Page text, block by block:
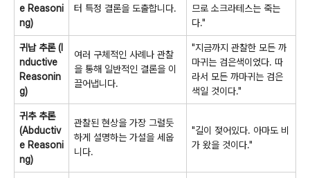
e Reasoni
ng)
터 특정 결론을 도출합니다.
므로 소크라테스는 죽는
다."
귀납 추론 (I
nductive
Reasonin
g)
여러 구체적인 사례나 관찰
을 통해 일반적인 결론을 이
끌어냅니다.
"지금까지 관찰한 모든 까
마귀는 검은색이었다. 따
라서 모든 까마귀는 검은
색일 것이다."
귀추 추론
(Abductiv
e Reasoni
ng)
관찰된 현상을 가장 그럴듯
하게 설명하는 가설을 세웁
니다.
"길이 젖어있다. 아마도 비
가 왔을 것이다."